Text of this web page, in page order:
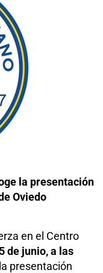
la presentación
Oviedo
en el Centro
de junio, a las
presentación